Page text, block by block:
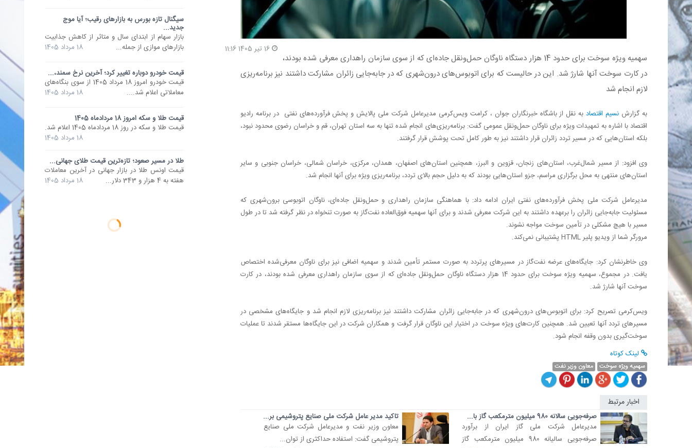
سیگنال تازه بورس به بازارهای رقیب؛ آیا موج
جدید...
بازار سهام از ابتدای سال و متاثر از کاهش جذابیت
بازارهای موازی از جمله...
18 مرداد 1405
قیمت خودرو دوباره تغییر کرد؛ آخرین نرخ سمند،...
قیمت خودرو امروز 18 مرداد 1405 از سوی بنگاه‌های
معاملاتی اعلام شد....
18 مرداد 1405
قیمت طلا و سکه امروز 18 مردادماه 1405
قیمت طلا و سکه در روز 18 مردادماه 1405 اعلام شد.
18 مرداد 1405
طلا در مسیر صعود؛ تازه‌ترین قیمت طلای جهانی...
قیمت اونس طلا در بازار جهانی در آخرین معاملات
هفته به 4 هزار و 343 دلار...
18 مرداد 1405
سهمیه ویژه سوخت برای حدود 14 هزار دستگاه ناوگان حمل‌ونقل جاده‌ای که از سوی سازمان راهداری معرفی شده بودند،
در کارت سوخت آنها شارژ شد. این در حالیست که برای اتوبوس‌های درون‌شهری که در جابه‌جایی زائران مشارکت داشتند نیز برنامه‌ریزی
لازم انجام شد
به گزارش نسیم اقتصاد به نقل از باشگاه خبرنگاران جوان ، کرامت ویس‌کرمی مدیرعامل شرکت ملی پالایش و پخش فرآورده‌های نفتی در برنامه رادیو
اقتصاد با اشاره به تمهیدات ویژه برای ناوگان حمل‌ونقل عمومی گفت: برنامه‌ریزی‌های انجام شده تنها به سه استان تهران، قم و خراسان رضوی محدود نبود،
بلکه استان‌هایی که در مسیر تردد زائران قرار داشتند نیز به طور کامل تحت پوشش قرار گرفتند.
وی افزود: از مسیر شمال‌غرب، استان‌های زنجان، قزوین و البرز، همچنین استان‌های اصفهان، همدان، مرکزی، خراسان شمالی، خراسان جنوبی و سایر
استان‌های منتهی به محل برگزاری مراسم، جزو استان‌هایی بودند که به دلیل حجم بالای تردد، برنامه‌ریزی ویژه برای آنها انجام شد.
مدیرعامل شرکت ملی پخش فرآورده‌های نفتی ایران ادامه داد: با هماهنگی سازمان راهداری و حمل‌ونقل جاده‌ای، ناوگان اتوبوسی برون‌شهری که
مسئولیت جابه‌جایی زائران را برعهده داشتند به این شرکت معرفی شدند و برای آنها سهمیه فوق‌العاده نفت‌گاز به صورت تنخواه در نظر گرفته شد تا در طول
مسیر با هیچ مشکلی در تأمین سوخت مواجه نشوند.
مرورگر شما از ویدیو پلیر HTML پشتیبانی نمی‌کند.
وی خاطرنشان کرد: جایگاه‌های عرضه نفت‌گاز در مسیرهای پرتردد به صورت مستمر تأمین شدند و سهمیه اضافی نیز برای ناوگان معرفی‌شده اختصاص
یافت. در مجموع، سهمیه ویژه سوخت برای حدود 14 هزار دستگاه ناوگان حمل‌ونقل جاده‌ای که از سوی سازمان راهداری معرفی شده بودند، در کارت
سوخت آنها شارژ شد.
ویس‌کرمی تصریح کرد: برای اتوبوس‌های درون‌شهری که در جابه‌جایی زائران مشارکت داشتند نیز برنامه‌ریزی لازم انجام شد و جایگاه‌های مشخصی در
مسیرهای تردد آنها تعیین شد. همچنین کارت‌های ویژه سوخت در اختیار این ناوگان قرار گرفت و همکاران شرکت در این جایگاه‌ها مستقر شدند تا عملیات
سوخت‌گیری بدون وقفه انجام شود.
لینک کوتاه
سهمیه ویژه سوخت معاون وزیر نفت
اخبار مرتبط
صرفه‌جویی سالانه 980 میلیون مترمکعب گاز با...
مدیرعامل شرکت ملی گاز ایران از برآورد
صرفه‌جویی سالیانه 980 میلیون مترمکعب گاز
تاکید مدیر عامل شرکت ملی صنایع پتروشیمی بر...
معاون وزیر نفت و مدیرعامل شرکت ملی صنایع
پتروشیمی گفت: استفاده حداکثری از توان...